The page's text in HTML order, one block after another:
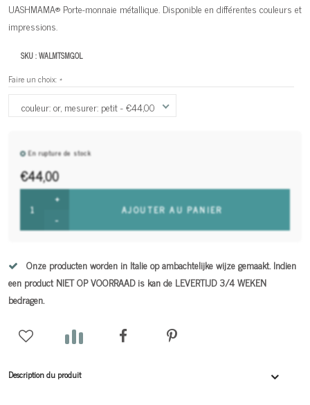
UASHMAMA® Porte-monnaie métallique. Disponible en différentes couleurs et
impressions.
SKU :WALMTSMGOL
Faire un choix: *
couleur: or, mesurer: petit - €44,00
En rupture de stock
€44,00
+
-
AJOUTER AU PANIER
Onze producten worden in Italie op ambachtelijke wijze gemaakt. Indien
een product NIET OP VOORRAAD is kan de LEVERTIJD 3/4 WEKEN
bedragen.
Description du produit